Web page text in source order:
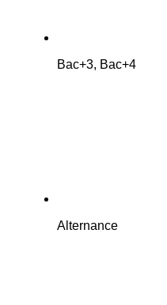
Bac+3, Bac+4
Alternance